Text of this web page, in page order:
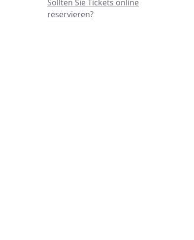
Sollten Sie Tickets online
reservieren?